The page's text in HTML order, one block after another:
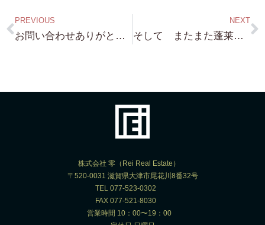
PREVIOUS
お問い合わせありがとうございます！ 琵琶湖浜付物件 テレワーク関連・ワークステーション・またまた 別荘として 色々使い道がある 琵琶湖浜付き！
NEXT
そして またまた蓬莱へ！ ここは別荘地 別荘にはバッチリの 静かなロケーション ご予算 5,000から6,000万円の方へ！
株式会社 零（Rei Real Estate）
〒520-0031 滋賀県大津市尾花川8番32号
TEL 077-523-0302
FAX 077-521-8030
営業時間 10：00〜19：00